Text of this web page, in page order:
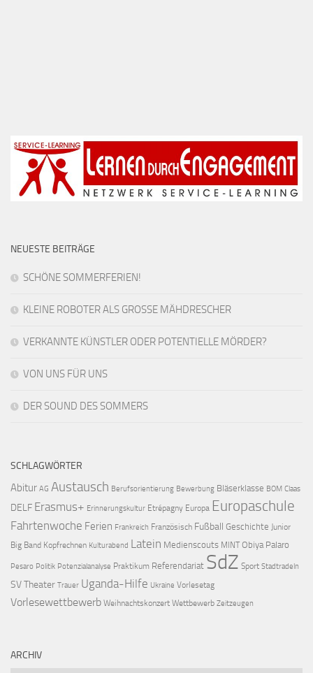
NEUESTE BEITRÄGE
SCHÖNE SOMMERFERIEN!
KLEINE ROBOTER ALS GROSSE MÄHDRESCHER
VERKANNTE KÜNSTLER ODER POTENTIELLE MÖRDER?
VON UNS FÜR UNS
DER SOUND DES SOMMERS
SCHLAGWÖRTER
Abitur AG Austausch Berufsorientierung Bewerbung Bläserklasse BOM Claas
DELF Erasmus+ Erinnerungskultur Etrépagny Europa Europaschule
Fahrtenwoche Ferien Frankreich Französisch Fußball Geschichte Junior
Big Band Kopfrechnen Kulturabend Latein Medienscouts MINT Obiya Palaro
Pesaro Politik Potenzialanalyse Praktikum Referendariat SdZ Sport Stadtradeln
SVTheater Trauer Uganda-Hilfe Ukraine Vorlesetag
Vorlesewettbewerb Weihnachtskonzert Wettbewerb Zeitzeugen
ARCHIV